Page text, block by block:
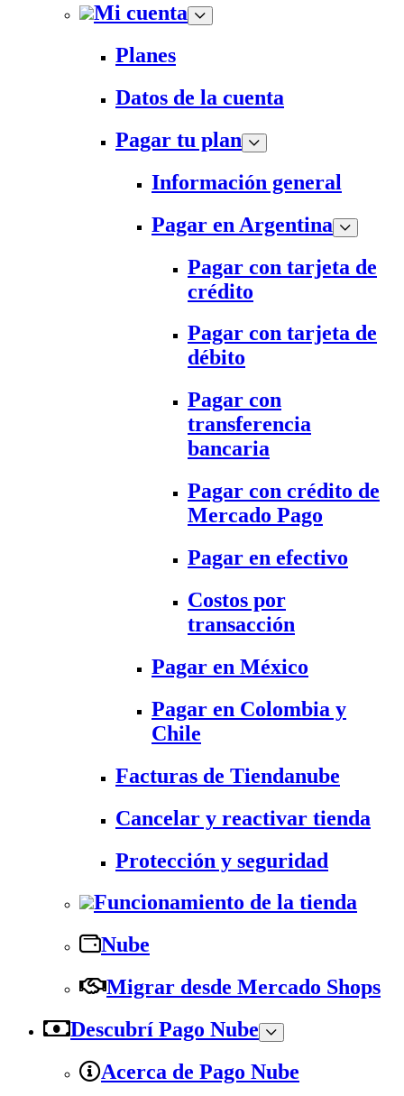
Mi cuenta
Planes
Datos de la cuenta
Pagar tu plan
Información general
Pagar en Argentina
Pagar con tarjeta de
crédito
Pagar con tarjeta de
débito
Pagar con
transferencia
bancaria
Pagar con crédito de
Mercado Pago
Pagar en efectivo
Costos por
transacción
Pagar en México
Pagar en Colombia y
Chile
Facturas de Tiendanube
Cancelar y reactivar tienda
Protección y seguridad
Funcionamiento de la tienda
Nube
Migrar desde Mercado Shops
Descubrí Pago Nube
Acerca de Pago Nube